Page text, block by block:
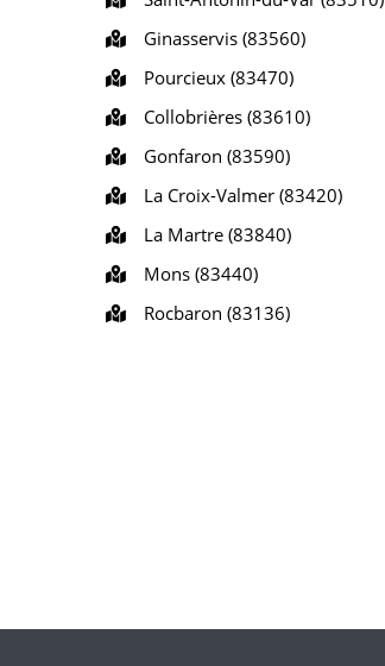
Ginasservis (83560)
Pourcieux (83470)
Collobrières (83610)
Gonfaron (83590)
La Croix-Valmer (83420)
La Martre (83840)
Mons (83440)
Rocbaron (83136)